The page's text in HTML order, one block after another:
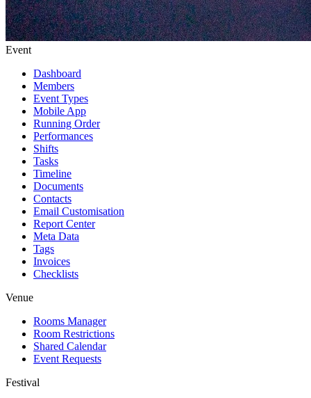
Event
Dashboard
Members
Event Types
Mobile App
Running Order
Performances
Shifts
Tasks
Timeline
Documents
Contacts
Email Customisation
Report Center
Meta Data
Tags
Invoices
Checklists
Venue
Rooms Manager
Room Restrictions
Shared Calendar
Event Requests
Festival